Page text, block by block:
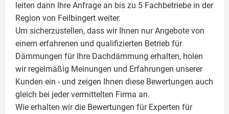
leiten dann Ihre Anfrage an bis zu 5 Fachbetriebe in der
Region von Feilbingert weiter.
Um sicherzustellen, dass wir Ihnen nur Angebote von
einem erfahrenen und qualifizierten Betrieb für
Dämmungen für Ihre Dachdämmung erhalten, holen
wir regelmäßig Meinungen und Erfahrungen unserer
Kunden ein - und zeigen Ihnen diese Bewertungen auch
gleich bei jeder vermittelten Firma an.
Wie erhalten wir die Bewertungen für Experten für